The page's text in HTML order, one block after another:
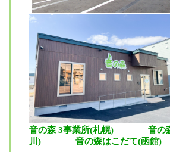
音の森 3事業所(札幌)
音の森
川)
音の森はこだて(函館)